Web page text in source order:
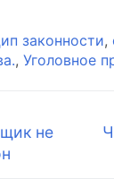
законности,
, Уголовное
не